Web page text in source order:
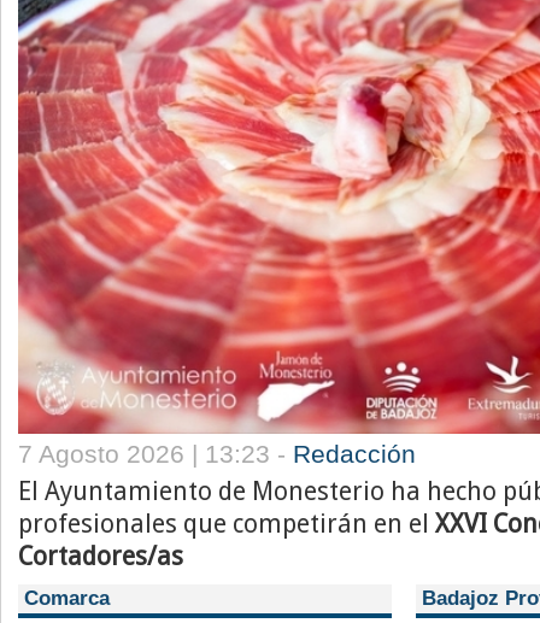
7 Agosto 2026 | 13:23 - Redacción
El Ayuntamiento de Monesterio ha hecho
profesionales que competirán en el XXVI
Cortadores/as
Comarca Badajoz